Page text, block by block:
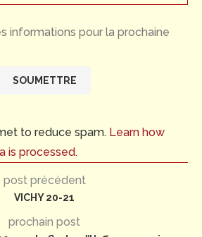
informations pour la prochaine
to reduce spam. Learn how
is processed.
post précédent
VICHY 20-21
prochain post